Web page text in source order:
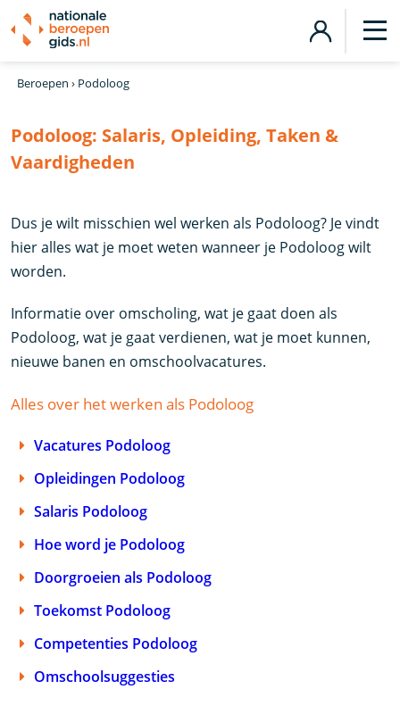
Beroepen › Podoloog
Podoloog: Salaris, Opleiding, Taken &
Vaardigheden
Dus je wilt misschien wel werken als Podoloog? Je vindt
hier alles wat je moet weten wanneer je Podoloog wilt
worden.
Informatie over omscholing, wat je gaat doen als
Podoloog, wat je gaat verdienen, wat je moet kunnen,
nieuwe banen en omschoolvacatures.
Alles over het werken als Podoloog
Vacatures Podoloog
Opleidingen Podoloog
Salaris Podoloog
Hoe word je Podoloog
Doorgroeien als Podoloog
Toekomst Podoloog
Competenties Podoloog
Omschoolsuggesties